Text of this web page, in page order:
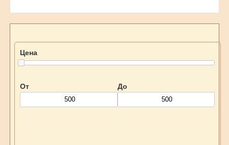
Цена
От До